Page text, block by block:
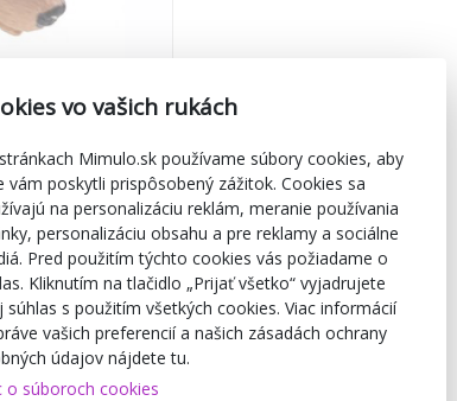
vo vašich rukách
Mimulo.sk používame súbory cookies, aby
vám poskytli prispôsobený zážitok. Cookies sa
na personalizáciu reklám, meranie používania
personalizáciu obsahu a pre reklamy a sociálne
Pred použitím týchto cookies vás požiadame o
Kliknutím na tlačidlo „Prijať všetko“ vyjadrujete
súhlas s použitím všetkých cookies. Viac informácií
vašich preferencií a našich zásadách ochrany
údajov nájdete tu.
o súboroch cookies